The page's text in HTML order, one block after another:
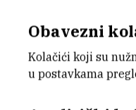
Obavezni
Kolačići koji su
u postavkama